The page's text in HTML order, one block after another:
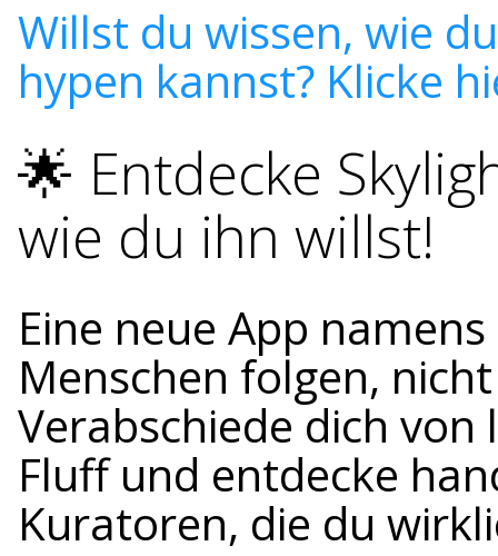
Willst du wissen, wie
hypen kannst? Klicke
🌟 Entdecke
wie du ihn willst!
Eine neue App
Menschen folgen,
Verabschiede dich von
Fluff und entdecke
Kuratoren, die du